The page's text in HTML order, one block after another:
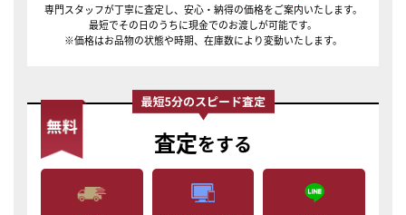
専門スタッフが丁寧に査定し、安心・納得の価格をご案内いたします。
最短でその日のうちに現金でのお渡しが可能です。
※価格はお品物の状態や時期、在庫数により変動いたします。
査定をする